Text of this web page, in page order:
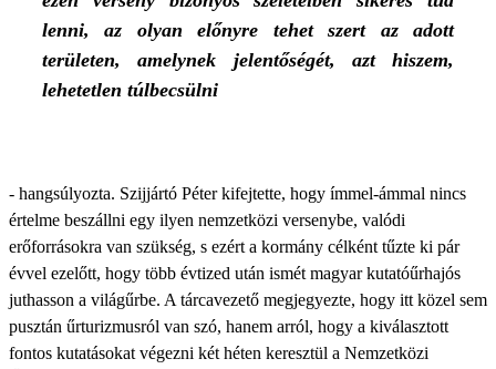
lenni, az olyan előnyre tehet szert az adott
területen, amelynek jelentőségét, azt hiszem,
lehetetlen túlbecsülni
- hangsúlyozta. Szijjártó Péter kifejtette, hogy ímmel-ámmal nincs
értelme beszállni egy ilyen nemzetközi versenybe, valódi
erőforrásokra van szükség, s ezért a kormány célként tűzte ki pár
évvel ezelőtt, hogy több évtized után ismét magyar kutatóűrhajós
juthasson a világűrbe. A tárcavezető megjegyezte, hogy itt közel sem
pusztán űrturizmusról van szó, hanem arról, hogy a kiválasztott
fontos kutatásokat végezni két héten keresztül a Nemzetközi